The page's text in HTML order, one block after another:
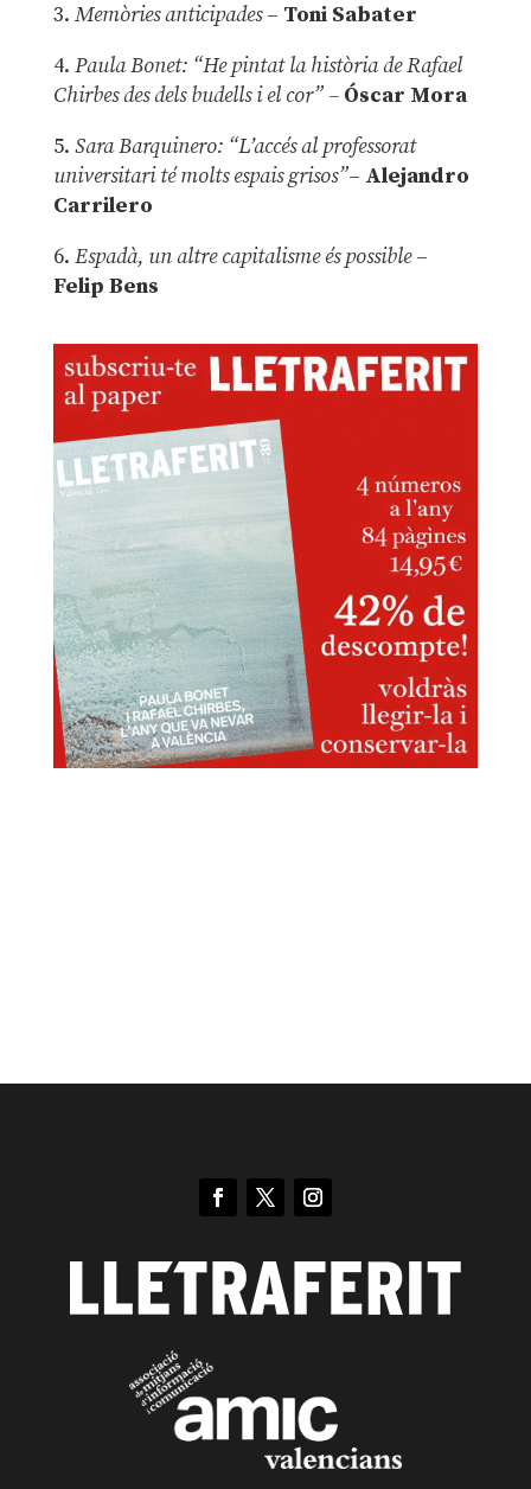
3. Memòries anticipades– Toni Sabater
4. Paula Bonet: “He pintat la història de Rafael
Chirbes des dels budells i el cor” –Óscar Mora
5. Sara Barquinero: “L’accés al professorat
universitari té molts espais grisos”– Alejandro
Carrilero
6. Espadà, un altre capitalisme és possible –
Felip Bens